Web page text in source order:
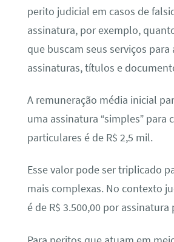
perito judicial em casos de
assinatura, por exemplo,
que buscam seus serviços para
assinaturas, títulos e
A remuneração média inicial
uma assinatura “simples” para
particulares é de R$ 2,5 mil.
Esse valor pode ser triplicado
mais complexas. No contexto
é de R$ 3.500,00 por assinatura